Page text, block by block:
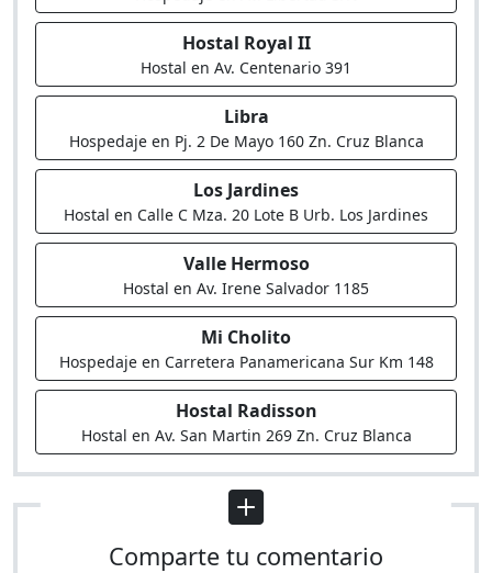
Hostal Royal II
Hostal en Av. Centenario 391
Libra
Hospedaje en Pj. 2 De Mayo 160 Zn. Cruz Blanca
Los Jardines
Hostal en Calle C Mza. 20 Lote B Urb. Los Jardines
Valle Hermoso
Hostal en Av. Irene Salvador 1185
Mi Cholito
Hospedaje en Carretera Panamericana Sur Km 148
Hostal Radisson
Hostal en Av. San Martin 269 Zn. Cruz Blanca
Comparte tu comentario